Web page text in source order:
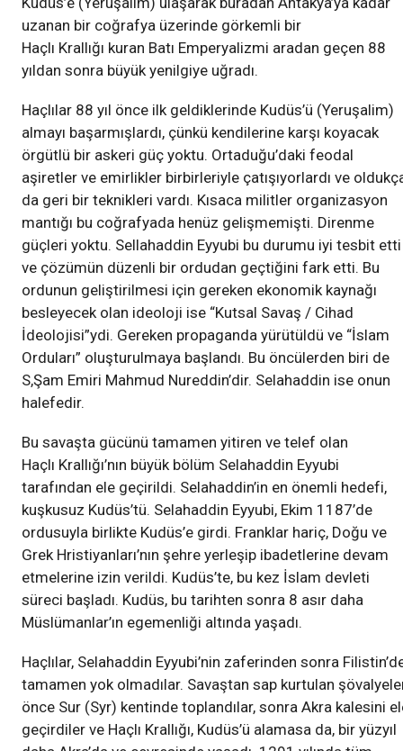
uzanan bir coğrafya üzerinde görkemli bir
Haçlı Krallığı kuran Batı Emperyalizmi aradan geçen 88
yıldan sonra büyük yenilgiye uğradı.
Haçlılar 88 yıl önce ilk geldiklerinde Kudüs’ü (Yeruşalim)
almayı başarmışlardı, çünkü kendilerine karşı koyacak
örgütlü bir askeri güç yoktu. Ortaduğu’daki feodal
aşiretler ve emirlikler birbirleriyle çatışıyorlardı ve
da geri bir teknikleri vardı. Kısaca militler organizasyon
mantığı bu coğrafyada henüz gelişmemişti. Direnme
güçleri yoktu. Sellahaddin Eyyubi bu durumu iyi tesbit etti
ve çözümün düzenli bir ordudan geçtiğini fark etti. Bu
ordunun geliştirilmesi için gereken ekonomik kaynağı
besleyecek olan ideoloji ise “Kutsal Savaş / Cihad
İdeolojisi”ydi. Gereken propaganda yürütüldü ve “İslam
Orduları” oluşturulmaya başlandı. Bu öncülerden biri de
S,Şam Emiri Mahmud Nureddin’dir. Selahaddin ise onun
halefedir.
Bu savaşta gücünü tamamen yitiren ve telef olan
Haçlı Krallığı’nın büyük bölüm Selahaddin Eyyubi
tarafından ele geçirildi. Selahaddin’in en önemli hedefi,
kuşkusuz Kudüs’tü. Selahaddin Eyyubi, Ekim 1187’de
ordusuyla birlikte Kudüs’e girdi. Franklar hariç, Doğu ve
Grek Hristiyanları’nın şehre yerleşip ibadetlerine devam
etmelerine izin verildi. Kudüs’te, bu kez İslam devleti
süreci başladı. Kudüs, bu tarihten sonra 8 asır daha
Müslümanlar’ın egemenliği altında yaşadı.
Haçlılar, Selahaddin Eyyubi’nin zaferinden sonra
tamamen yok olmadılar. Savaştan sap kurtulan
önce Sur (Syr) kentinde toplandılar, sonra Akra kalesini
geçirdiler ve Haçlı Krallığı, Kudüs’ü alamasa da, bir yüzyıl